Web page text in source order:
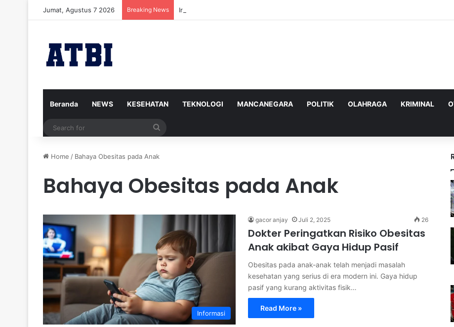
Jumat, Agustus 7 2026 Breaking News Iran Siap Menghadapi Ancaman Militer Sambil Melanjutkan Negosiasi dengan AS
Beranda NEWS KESEHATAN TEKNOLOGI MANCANEGARA POLITIK OLAHRAGA KRIMINAL
Home / Bahaya Obesitas pada Anak
Bahaya Obesitas pada Anak
Informasi
gacor anjay Juli 2, 2025 26
Dokter Peringatkan Risiko Obesitas
Anak akibat Gaya Hidup Pasif
Obesitas pada anak-anak telah menjadi masalah
kesehatan yang serius di era modern ini. Gaya hidup
pasif yang kurang aktivitas fisik…
Read More »